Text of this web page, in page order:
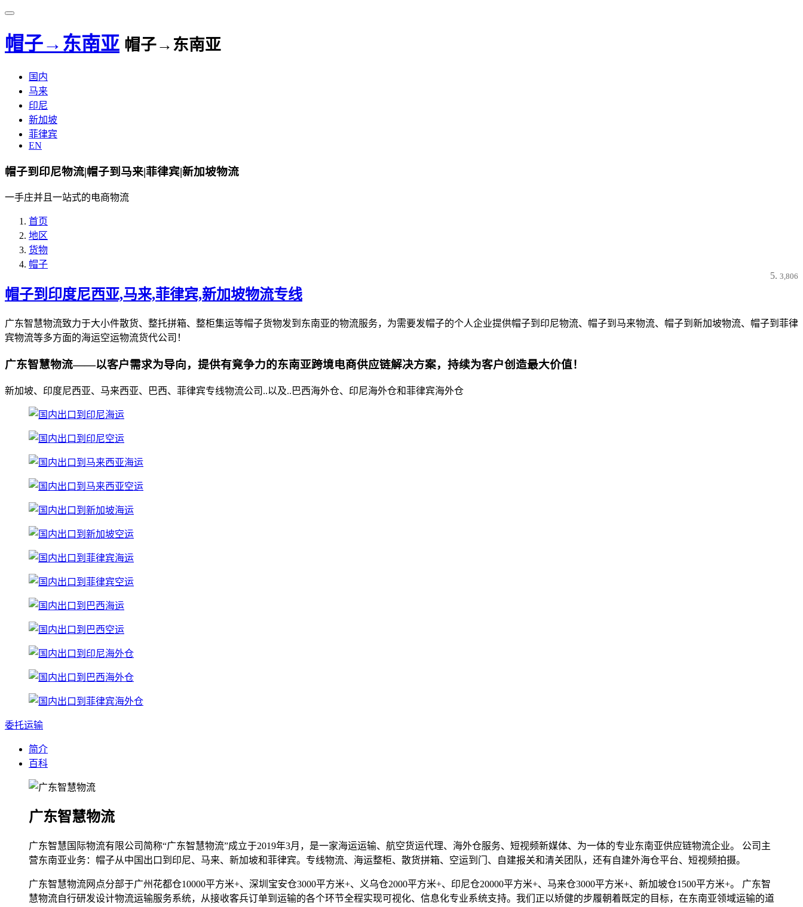
帽子→东南亚 帽子→东南亚
国内
马来
印尼
新加坡
菲律宾
EN
帽子到印尼物流|帽子到马来|菲律宾|新加坡物流
一手庄并且一站式的电商物流
首页
地区
货物
帽子
3,806
帽子到印度尼西亚,马来,菲律宾,新加坡物流专线
广东智慧物流致力于大小件散货、整托拼箱、整柜集运等帽子货物发到东南亚的物流服务，为需要发帽子的个人企业提供帽子到印尼物流、帽子到马来物流、帽子到新加坡物流、帽子到菲律
宾物流等多方面的海运空运物流货代公司！
广东智慧物流——以客户需求为导向，提供有竟争力的东南亚跨境电商供应链解决方案，持续为客户创造最大价值！
新加坡、印度尼西亚、马来西亚、巴西、菲律宾专线物流公司..以及..巴西海外仓、印尼海外仓和菲律宾海外仓
委托运输
简介
百科
广东智慧物流
广东智慧国际物流有限公司简称“广东智慧物流”成立于2019年3月，是一家海运运输、航空货运代理、海外仓服务、短视频新媒体、为一体的专业东南亚供应链物流企业。 公司主
营东南亚业务：帽子从中国出口到印尼、马来、新加坡和菲律宾。专线物流、海运整柜、散货拼箱、空运到门、自建报关和清关团队，还有自建外海仓平台、短视频拍摄。
广东智慧物流网点分部于广州花都仓10000平方米+、深圳宝安仓3000平方米+、义乌仓2000平方米+、印尼仓20000平方米+、马来仓3000平方米+、新加坡仓1500平方米+。 广东智
慧物流自行研发设计物流运输服务系统，从接收客兵订单到运输的各个环节全程实现可视化、信息化专业系统支持。我们正以矫健的步履朝着既定的目标，在东南亚领域运输的道